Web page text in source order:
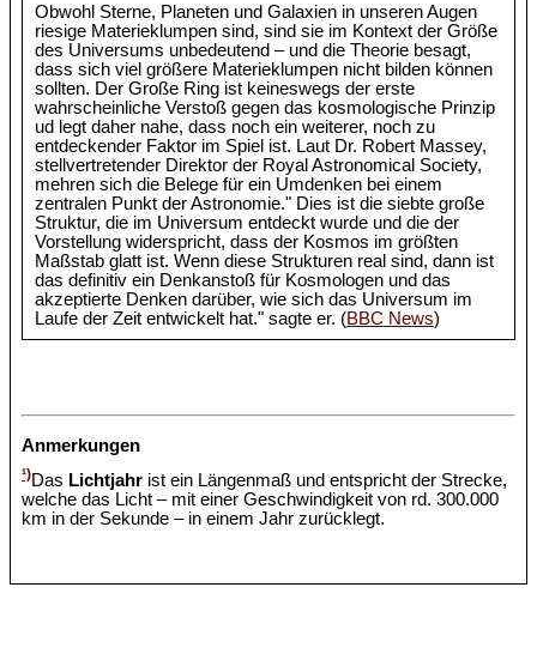
Obwohl Sterne, Planeten und Galaxien in unseren Augen
riesige Materieklumpen sind, sind sie im Kontext der Größe
des Universums unbedeutend – und die Theorie besagt,
dass sich viel größere Materieklumpen nicht bilden können
sollten. Der Große Ring ist keineswegs der erste
wahrscheinliche Verstoß gegen das kosmologische Prinzip
ud legt daher nahe, dass noch ein weiterer, noch zu
entdeckender Faktor im Spiel ist. Laut Dr. Robert Massey,
stellvertretender Direktor der Royal Astronomical Society,
mehren sich die Belege für ein Umdenken bei einem
zentralen Punkt der Astronomie." Dies ist die siebte große
Struktur, die im Universum entdeckt wurde und die der
Vorstellung widerspricht, dass der Kosmos im größten
Maßstab glatt ist. Wenn diese Strukturen real sind, dann ist
das definitiv ein Denkanstoß für Kosmologen und das
akzeptierte Denken darüber, wie sich das Universum im
Laufe der Zeit entwickelt hat." sagte er. (BBC News)
Anmerkungen
¹)Das Lichtjahr ist ein Längenmaß und entspricht der Strecke,
welche das Licht – mit einer Geschwindigkeit von rd. 300.000
km in der Sekunde – in einem Jahr zurücklegt.